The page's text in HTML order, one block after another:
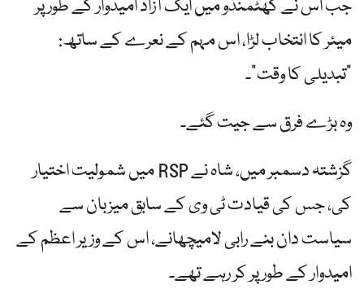
جب اس نے کھٹمنڈو میں ایک آزاد امیدوار کے طور پر
میئر کا انتخاب لڑا، اس مہم کے نعرے کے ساتھ:
"تبدیلی کا وقت”۔
وہ بڑے فرق سے جیت گئے۔
گزشتہ دسمبر میں، شاہ نے RSP میں شمولیت اختیار
کی، جس کی قیادت ٹی وی کے سابق میزبان سے
سیاست دان بنے رابی لامیچھانے، اس کے وزیر اعظم کے
امیدوار کے طور پر کر رہے تھے۔